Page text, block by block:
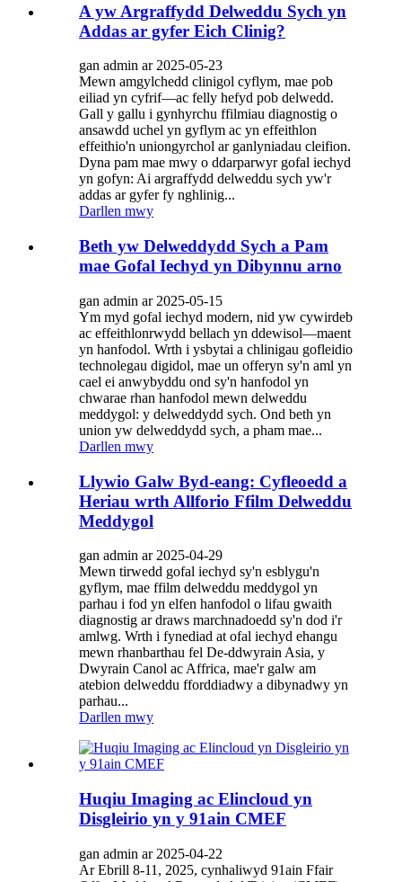
A yw Argraffydd Delweddu Sych yn
Addas ar gyfer Eich Clinig?
gan admin ar 2025-05-23
Mewn amgylchedd clinigol cyflym, mae pob
eiliad yn cyfrif—ac felly hefyd pob delwedd.
Gall y gallu i gynhyrchu ffilmiau diagnostig o
ansawdd uchel yn gyflym ac yn effeithlon
effeithio'n uniongyrchol ar ganlyniadau cleifion.
Dyna pam mae mwy o ddarparwyr gofal iechyd
yn gofyn: Ai argraffydd delweddu sych yw'r
addas ar gyfer fy nghlinig...
Darllen mwy
Beth yw Delweddydd Sych a Pam
mae Gofal Iechyd yn Dibynnu arno
gan admin ar 2025-05-15
Ym myd gofal iechyd modern, nid yw cywirdeb
ac effeithlonrwydd bellach yn ddewisol—maent
yn hanfodol. Wrth i ysbytai a chlinigau gofleidio
technolegau digidol, mae un offeryn sy'n aml yn
cael ei anwybyddu ond sy'n hanfodol yn
chwarae rhan hanfodol mewn delweddu
meddygol: y delweddydd sych. Ond beth yn
union yw delweddydd sych, a pham mae...
Darllen mwy
Llywio Galw Byd-eang: Cyfleoedd a
Heriau wrth Allforio Ffilm Delweddu
Meddygol
gan admin ar 2025-04-29
Mewn tirwedd gofal iechyd sy'n esblygu'n
gyflym, mae ffilm delweddu meddygol yn
parhau i fod yn elfen hanfodol o lifau gwaith
diagnostig ar draws marchnadoedd sy'n dod i'r
amlwg. Wrth i fynediad at ofal iechyd ehangu
mewn rhanbarthau fel De-ddwyrain Asia, y
Dwyrain Canol ac Affrica, mae'r galw am
atebion delweddu fforddiadwy a dibynadwy yn
parhau...
Darllen mwy
Huqiu Imaging ac Elincloud yn
Disgleirio yn y 91ain CMEF
gan admin ar 2025-04-22
Ar Ebrill 8-11, 2025, cynhaliwyd 91ain Ffair